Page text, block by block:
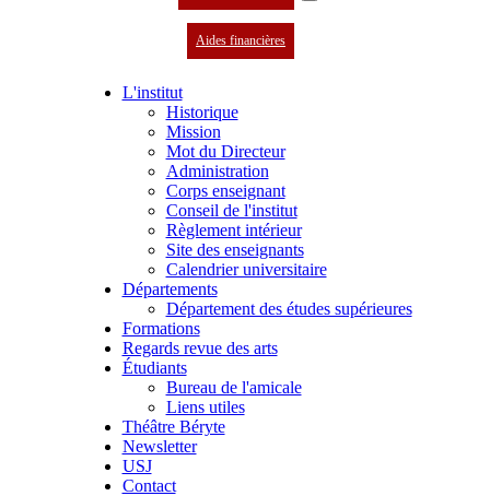
Aides financières
L'institut
Historique
Mission
Mot du Directeur
Administration
Corps enseignant
Conseil de l'institut
Règlement intérieur
Site des enseignants
Calendrier universitaire
Départements
Département des études supérieures
Formations
Regards revue des arts
Étudiants
Bureau de l'amicale
Liens utiles
Théâtre Béryte
Newsletter
USJ
Contact